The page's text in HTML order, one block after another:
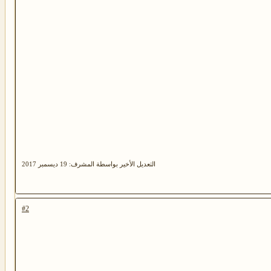
التعديل الأخير بواسطة المشرف: 19 ديسمبر 2017
#2